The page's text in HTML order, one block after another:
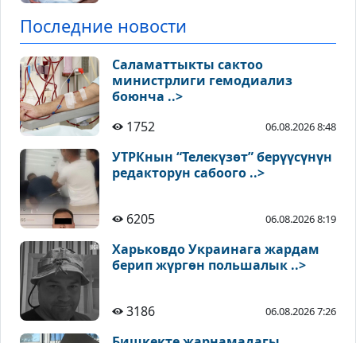
Последние новости
Саламаттыкты сактоо
министрлиги гемодиализ
боюнча ..>
1752
06.08.2026 8:48
УТРКнын “Телекүзөт” берүүсүнүн
редакторун сабоого ..>
6205 06.08.2026 8:19
Харьковдо Украинага жардам
берип жүргөн польшалык ..>
3186 06.08.2026 7:26